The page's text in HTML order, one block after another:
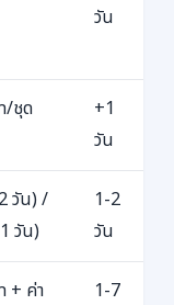
วัน
/ชุด
+1
วัน
วัน) /
วัน)
1-2
วัน
+ ค่า
1-7